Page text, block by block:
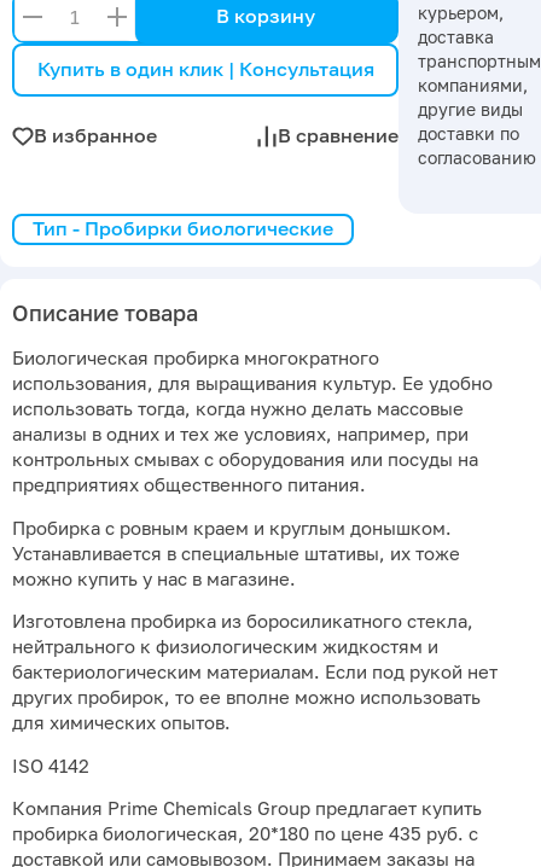
В корзину
Купить в один клик | Консультация
В избранное В сравнение
курьером,
доставка
компаниями,
другие виды
доставки по
согласованию
Тип - Пробирки биологические
Описание товара
Биологическая пробирка многократного
использования, для выращивания культур. Ее удобно
использовать тогда, когда нужно делать массовые
анализы в одних и тех же условиях, например, при
контрольных смывах с оборудования или посуды на
предприятиях общественного питания.
Пробирка с ровным краем и круглым донышком.
Устанавливается в специальные штативы, их тоже
можно купить у нас в магазине.
Изготовлена пробирка из боросиликатного стекла,
нейтрального к физиологическим жидкостям и
бактериологическим материалам. Если под рукой нет
других пробирок, то ее вполне можно использовать
для химических опытов.
ISO 4142
Компания Prime Chemicals Group предлагает купить
пробирка биологическая, 20*180 по цене 435 руб. с
доставкой или самовывозом. Принимаем заказы на